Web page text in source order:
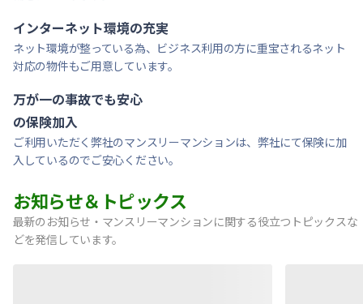
インターネット環境の充実
ネット環境が整っている為、ビジネス利用の方に重宝されるネット
対応の物件もご用意しています。
万が一の事故でも安心
の保険加入
ご利用いただく弊社のマンスリーマンションは、弊社にて保険に加
入しているのでご安心ください。
お知らせ＆トピックス
最新のお知らせ・マンスリーマンションに関する役立つトピックスな
どを発信しています。